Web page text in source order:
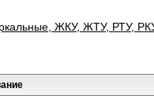
ЖКУ, ЖТУ, РТУ,